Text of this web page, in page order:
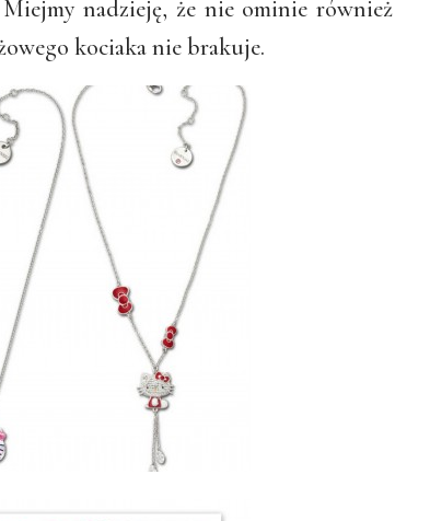
nadzieję, że nie ominie również
kociaka nie brakuje.